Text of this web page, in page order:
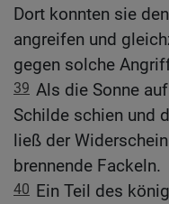
Dort konnten sie
angreifen und
gegen solche
39 Als die Sonne
Schilde schien und
ließ der
brennende Fackeln.
40 Ein Teil des